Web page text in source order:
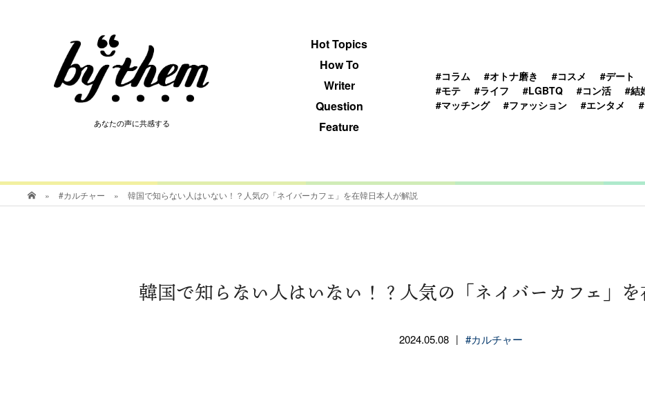
あなたの声に共感する
Hot Topics
How To
Writer
Question
Feature
#コラム #オトナ磨き #コスメ #デート
#モテ
#ライフ #LGBTQ #コン活 #結
#マッチング
#ファッション #エンタメ
あなたの声に共感する
» #カルチャー » 韓国で知らない人はいない！？人気の「ネイバーカフェ」を在韓日本人が解説
韓国で知らない人はいない！？人気の「ネイバーカフェ」
2024.05.08 | #カルチャー